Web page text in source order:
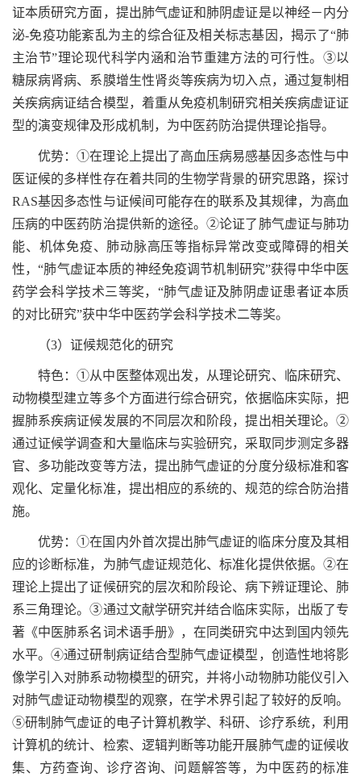
证本质研究方面，提出肺气虚证和肺阴虚证是以神经－内分
泌-免疫功能紊乱为主的综合征及相关标志基因，揭示了“肺
主治节”理论现代科学内涵和治节重建方法的可行性。③以
糖尿病肾病、系膜增生性肾炎等疾病为切入点，通过复制相
关疾病病证结合模型，着重从免疫机制研究相关疾病虚证证
型的演变规律及形成机制，为中医药防治提供理论指导。
优势：①在理论上提出了高血压病易感基因多态性与中
医证候的多样性存在着共同的生物学背景的研究思路，探讨
RAS基因多态性与证候间可能存在的联系及其规律，为高血
压病的中医药防治提供新的途径。②论证了肺气虚证与肺功
能、机体免疫、肺动脉高压等指标异常改变或障碍的相关
性，“肺气虚证本质的神经免疫调节机制研究”获得中华中医
药学会科学技术三等奖，“肺气虚证及肺阴虚证患者证本质
的对比研究”获中华中医药学会科学技术二等奖。
（3）证候规范化的研究
特色：①从中医整体观出发，从理论研究、临床研究、
动物模型建立等多个方面进行综合研究，依据临床实际，把
握肺系疾病证候发展的不同层次和阶段，提出相关理论。②
通过证候学调查和大量临床与实验研究，采取同步测定多器
官、多功能改变等方法，提出肺气虚证的分度分级标准和客
观化、定量化标准，提出相应的系统的、规范的综合防治措
施。
优势：①在国内外首次提出肺气虚证的临床分度及其相
应的诊断标准，为肺气虚证规范化、标准化提供依据。②在
理论上提出了证候研究的层次和阶段论、病下辨证理论、肺
系三角理论。③通过文献学研究并结合临床实际，出版了专
著《中医肺系名词术语手册》，在同类研究中达到国内领先
水平。④通过研制病证结合型肺气虚证模型，创造性地将影
像学引入对肺系动物模型的研究，并将小动物肺功能仪引入
对肺气虚证动物模型的观察，在学术界引起了较好的反响。
⑤研制肺气虚证的电子计算机教学、科研、诊疗系统，利用
计算机的统计、检索、逻辑判断等功能开展肺气虚的证候收
集、方药查询、诊疗咨询、问题解答等，为中医药的标准